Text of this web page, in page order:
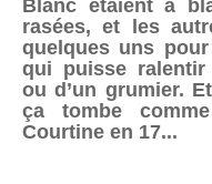
Blanc étaient à
rasées, et les
quelques uns
qui puisse ralentir
ou d’un grumier.
ça tombe
Courtine en 17...